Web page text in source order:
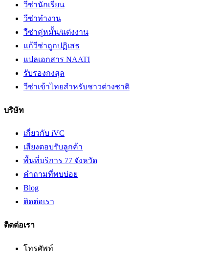
วีซ่านักเรียน
วีซ่าทำงาน
วีซ่าคู่หมั้น/แต่งงาน
แก้วีซ่าถูกปฏิเสธ
แปลเอกสาร NAATI
รับรองกงสุล
วีซ่าเข้าไทยสำหรับชาวต่างชาติ
บริษัท
เกี่ยวกับ iVC
เสียงตอบรับลูกค้า
พื้นที่บริการ 77 จังหวัด
คำถามที่พบบ่อย
Blog
ติดต่อเรา
ติดต่อเรา
โทรศัพท์